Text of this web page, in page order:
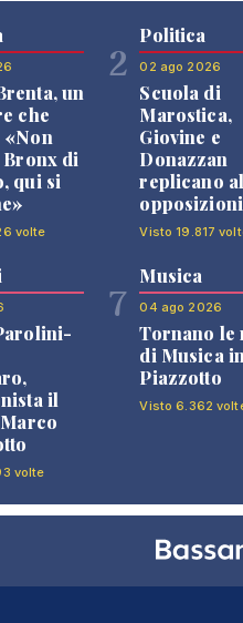
un
che
«Non
di
qui si
volte
2
Politica
02 ago 2026
Scuola di
Marostica,
Giovine e
Donazzan
replicano
opposizioni
Visto 19.817
il
volte
7
Musica
04 ago 2026
Tornano le
di Musica in
Piazzotto
Visto 6.362